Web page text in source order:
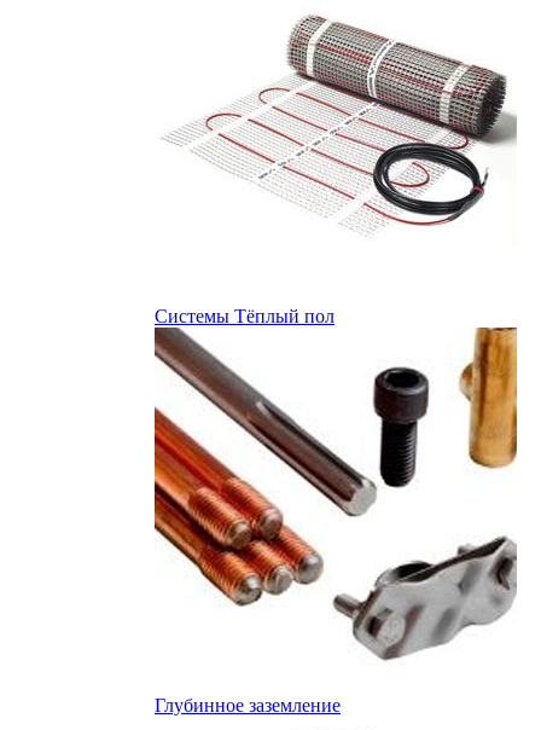
Системы Тёплый пол
Глубинное заземление